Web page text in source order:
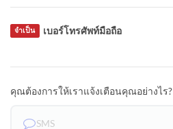
เบอร์โทรศัพท์มือถือ
จำเป็น
คุณต้องการให้เราแจ้งเตือนคุณอย่างไร?
SMS